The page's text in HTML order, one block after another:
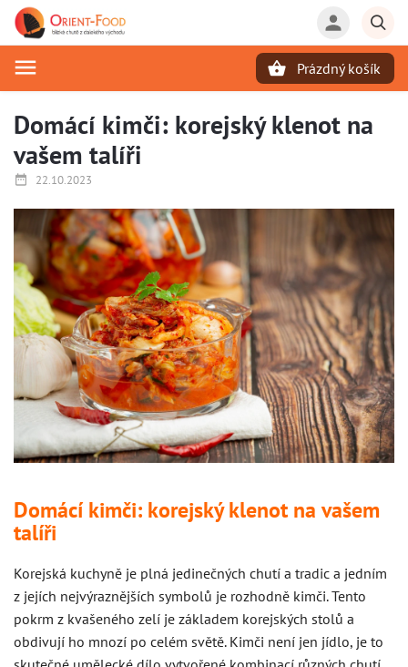
Prázdný košík
Domácí kimči: korejský klenot na
vašem talíři
22.10.2023
Domácí kimči: korejský klenot na vašem
talíři
Korejská kuchyně je plná jedinečných chutí a tradic a jedním
z jejích nejvýraznějších symbolů je rozhodně kimči. Tento
pokrm z kvašeného zelí je základem korejských stolů a
obdivují ho mnozí po celém světě. Kimči není jen jídlo, je to